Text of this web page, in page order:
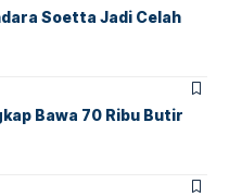
Soetta Jadi Celah
Bawa 70 Ribu Butir